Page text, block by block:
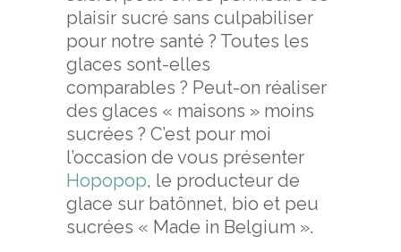
plaisir sucré sans culpabiliser
pour notre santé ? Toutes les
glaces sont-elles
comparables ? Peut-on réaliser
des glaces « maisons » moins
sucrées ? C’est pour moi
l’occasion de vous présenter
Hopopop, le producteur de
glace sur batônnet, bio et peu
sucrées « Made in Belgium ».